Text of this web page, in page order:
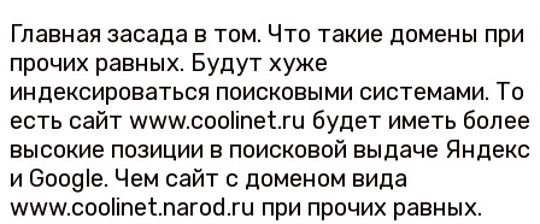
Главная засада в том. Что такие домены при
прочих равных. Будут хуже
индексироваться поисковыми системами. То
есть сайт www.coolinet.ru будет иметь более
высокие позиции в поисковой выдаче Яндекс
и Google. Чем сайт с доменом вида
www.coolinet.narod.ru при прочих равных.